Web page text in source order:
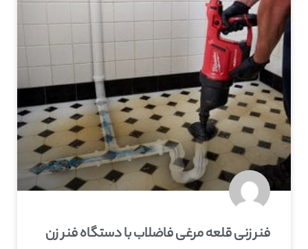
فنر زنی قلعه‌ مرغی فاضلاب با دستگاه فنر زن